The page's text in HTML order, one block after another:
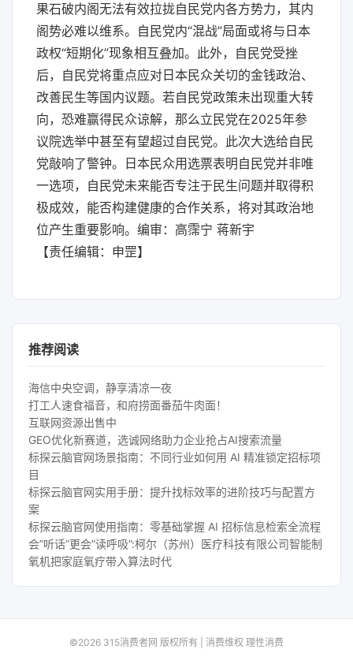
果石破内阁无法有效拉拢自民党内各方势力，其内
阁势必难以维系。自民党内“混战”局面或将与日本
政权“短期化”现象相互叠加。此外，自民党受挫
后，自民党将重点应对日本民众关切的金钱政治、
改善民生等国内议题。若自民党政策未出现重大转
向，恐难赢得民众谅解，那么立民党在2025年参
议院选举中甚至有望超过自民党。此次大选给自民
党敲响了警钟。日本民众用选票表明自民党并非唯
一选项，自民党未来能否专注于民生问题并取得积
极成效，能否构建健康的合作关系，将对其政治地
位产生重要影响。编审：高霈宁 蒋新宇
【责任编辑：申罡】
推荐阅读
海信中央空调，静享清凉一夜
打工人速食福音，和府捞面番茄牛肉面！
互联网资源出售中
GEO优化新赛道，选诚网络助力企业抢占AI搜索流量
标探云脑官网场景指南：不同行业如何用 AI 精准锁定招标项
目
标探云脑官网实用手册：提升找标效率的进阶技巧与配置方
案
标探云脑官网使用指南：零基础掌握 AI 招标信息检索全流程
会”听话”更会”读呼吸”:柯尔（苏州）医疗科技有限公司智能制
氧机把家庭氧疗带入算法时代
©2026 315消费者网 版权所有 | 消费维权 理性消费